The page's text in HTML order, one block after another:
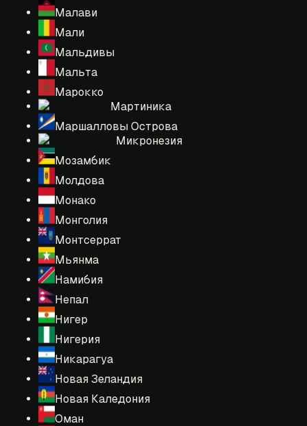
Малави
Мали
Мальдивы
Мальта
Марокко
Мартиника
Маршалловы Острова
Микронезия
Мозамбик
Молдова
Монако
Монголия
Монтсеррат
Мьянма
Намибия
Непал
Нигер
Нигерия
Никарагуа
Новая Зеландия
Новая Каледония
Оман